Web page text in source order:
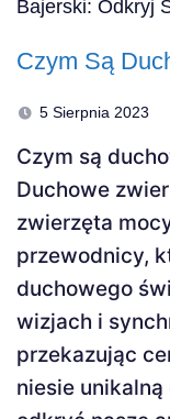
Czym Są
5 Sierpnia 2023
Czym są
Duchowe
zwierzęta
przewodnicy,
duchowego
wizjach i
przekazując
niesie